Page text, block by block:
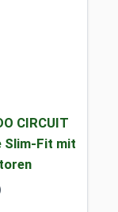
CIRCUIT
Slim-Fit mit